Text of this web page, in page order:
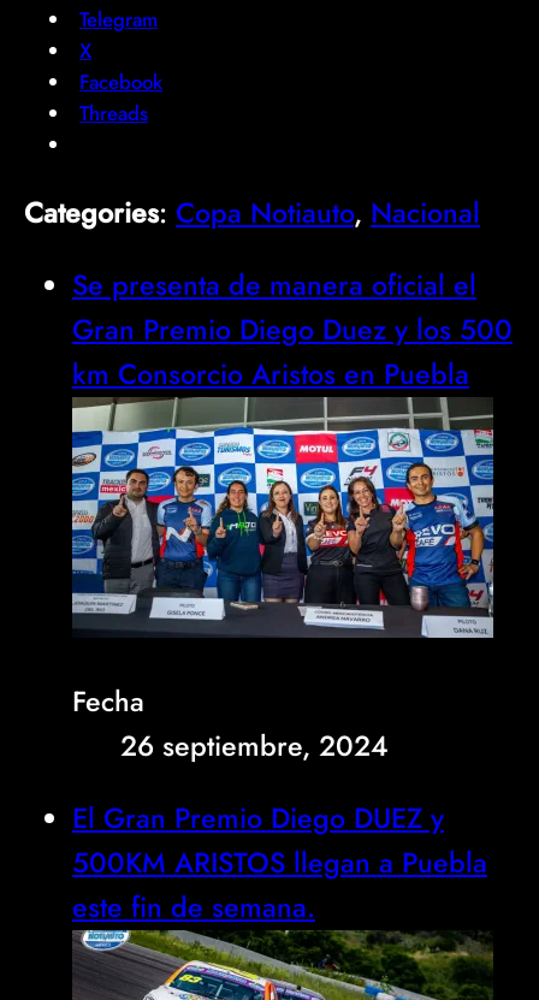
Telegram
X
Facebook
Threads
Categories: Copa Notiauto, Nacional
Se presenta de manera oficial el
Gran Premio Diego Duez y los 500
km Consorcio Aristos en Puebla
Fecha
26 septiembre, 2024
El Gran Premio Diego DUEZ y
500KM ARISTOS llegan a Puebla
este fin de semana.